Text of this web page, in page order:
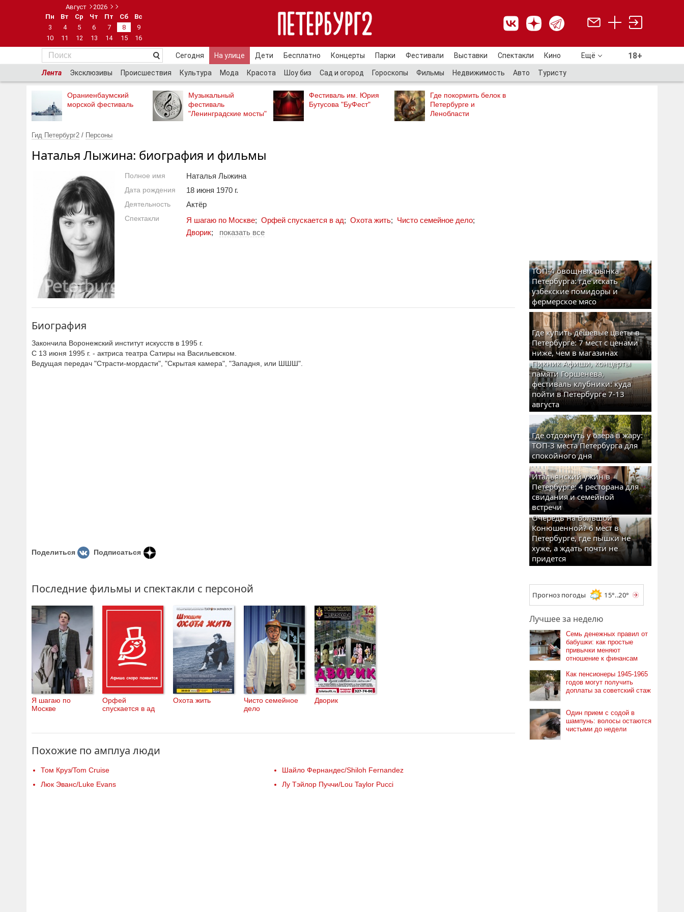
Август
2026
Пн
Вт Ср Чт Пт Сб
Вс
3
4 5 6 7 8
9
10
11 12 13 14 15 16
Сегодня На улице Дети Бесплатно Концерты Парки Фестивали Выставки Спектакли Кино Ещё 18+
Лента Эксклюзивы Происшествия Культура Мода Красота Шоу биз Сад и огород Гороскопы Фильмы Недвижимость Авто Туристу
Ораниенбаумский
морской фестиваль
Музыкальный
фестиваль
"Ленинградские мосты"
Фестиваль им. Юрия
Бутусова "БуФест"
Где покормить белок в
Петербурге и
Ленобласти
Гид Петербург2 / Персоны
Наталья Лыжина: биография и фильмы
Полное имя Наталья Лыжина
Дата рождения 18 июня 1970 г.
Деятельность Актёр
Спектакли Я шагаю по Москве; Орфей спускается в ад; Охота жить; Чисто семейное дело;
Дворик; показать все
Биография
Закончила Воронежский институт искусств в 1995 г.
С 13 июня 1995 г. - актриса театра Сатиры на Васильевском.
Ведущая передач "Страсти-мордасти", "Скрытая камера", "Западня, или ШШШ".
Поделиться Подписаться
Последние фильмы и спектакли с персоной
Я шагаю по
Москве
Орфей
спускается в ад
Охота жить
Чисто семейное
дело
Дворик
Похожие по амплуа люди
Том Круз/Tom Cruise
Шайло Фернандес/Shiloh Fernandez
Люк Эванс/Luke Evans
Лу Тэйлор Пуччи/Lou Taylor Pucci
ТОП-4 овощных рынка
Петербурга: где искать
узбекские помидоры и
фермерское мясо
Где купить дешевые цветы в
Петербурге: 7 мест с ценами
ниже, чем в магазинах
Пикник Афиши, концерты
памяти Горшенева,
фестиваль клубники: куда
пойти в Петербурге 7-13
августа
Где отдохнуть у озера в жару:
ТОП-3 места Петербурга для
спокойного дня
Итальянский ужин в
Петербурге: 4 ресторана для
свидания и семейной
встречи
Очередь на Большой
Конюшенной? 6 мест в
Петербурге, где пышки не
хуже, а ждать почти не
придется
Прогноз погоды 15°..20°
Лучшее за неделю
Семь денежных правил от
бабушки: как простые
привычки меняют
отношение к финансам
Как пенсионеры 1945-1965
годов могут получить
доплаты за советский стаж
Один прием с содой в
шампунь: волосы остаются
чистыми до недели